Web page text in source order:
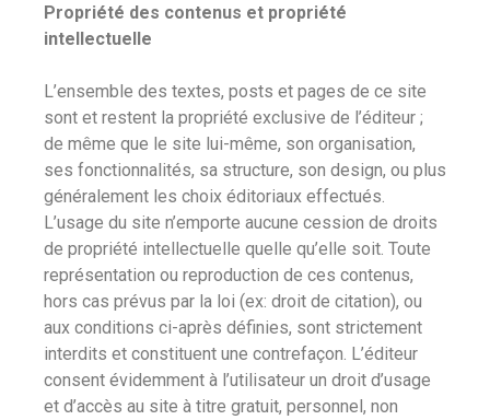
Propriété des contenus et propriété
intellectuelle
L’ensemble des textes, posts et pages de ce site
sont et restent la propriété exclusive de l’éditeur ;
de même que le site lui-même, son organisation,
ses fonctionnalités, sa structure, son design, ou plus
généralement les choix éditoriaux effectués.
L’usage du site n’emporte aucune cession de droits
de propriété intellectuelle quelle qu’elle soit. Toute
représentation ou reproduction de ces contenus,
hors cas prévus par la loi (ex: droit de citation), ou
aux conditions ci-après définies, sont strictement
interdits et constituent une contrefaçon. L’éditeur
consent évidemment à l’utilisateur un droit d’usage
et d’accès au site à titre gratuit, personnel, non